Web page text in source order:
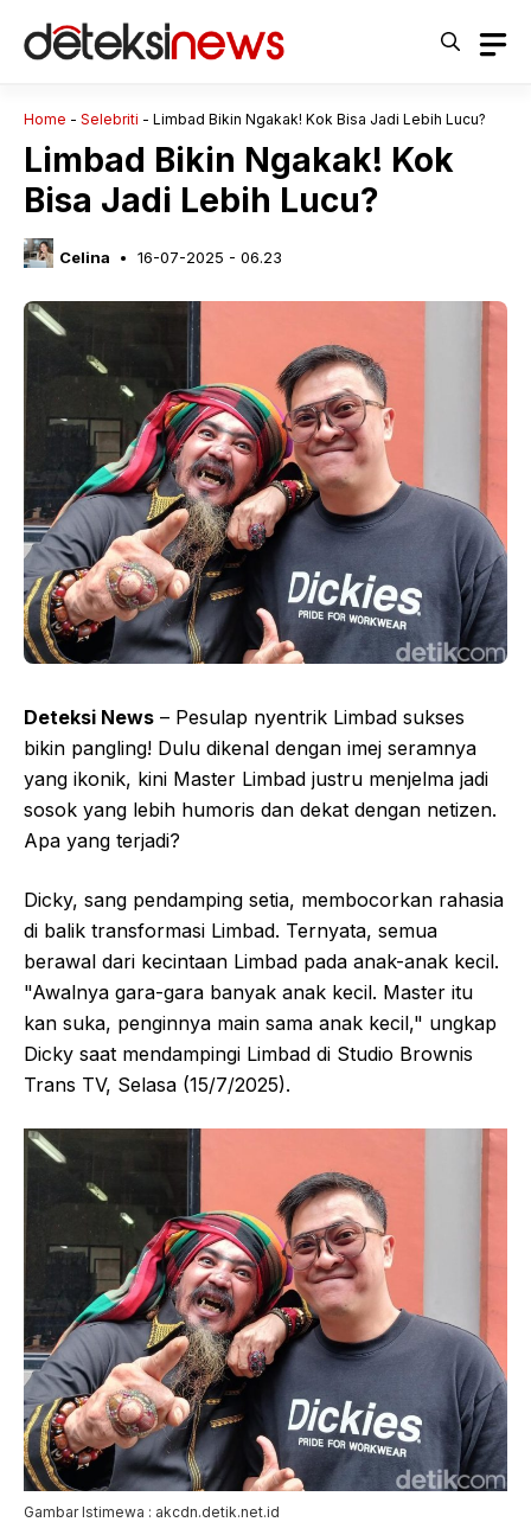
Home - Selebriti - Limbad Bikin Ngakak! Kok Bisa Jadi Lebih Lucu?
Limbad Bikin Ngakak! Kok
Bisa Jadi Lebih Lucu?
Celina 16-07-2025 - 06.23
Deteksi News – Pesulap nyentrik Limbad sukses
bikin pangling! Dulu dikenal dengan imej seramnya
yang ikonik, kini Master Limbad justru menjelma jadi
sosok yang lebih humoris dan dekat dengan netizen.
Apa yang terjadi?
Dicky, sang pendamping setia, membocorkan rahasia
di balik transformasi Limbad. Ternyata, semua
berawal dari kecintaan Limbad pada anak-anak kecil.
"Awalnya gara-gara banyak anak kecil. Master itu
kan suka, penginnya main sama anak kecil," ungkap
Dicky saat mendampingi Limbad di Studio Brownis
Trans TV, Selasa (15/7/2025).
Gambar Istimewa : akcdn.detik.net.id